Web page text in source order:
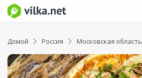
Домой Россия Московская область